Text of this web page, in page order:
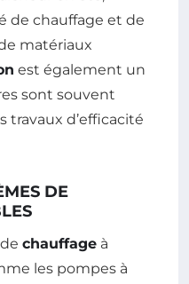
de chauffage et de
matériaux
est également un
sont souvent
travaux d’efficacité
DE
chauffage à
les pompes à